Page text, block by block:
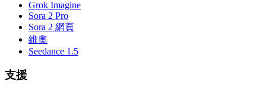
Grok Imagine
Sora 2 Pro
Sora 2 網頁
維奧
Seedance 1.5
支援